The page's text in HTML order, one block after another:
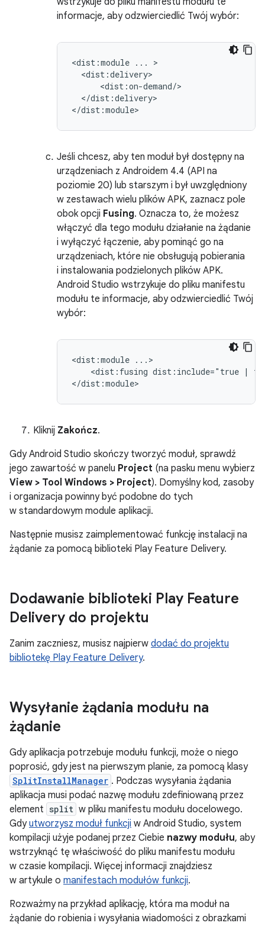
informacje, aby odzwierciedlić Twój wybór:
<dist:module ...
</dist:delivery>
Jeśli chcesz, aby ten moduł był dostępny na
urządzeniach z Androidem 4.4 (API na
poziomie 20) lub starszym i był uwzględniony
w zestawach wielu plików APK, zaznacz pole
obok opcji Fusing. Oznacza to, że możesz
włączyć dla tego modułu działanie na żądanie
i wyłączyć łączenie, aby pominąć go na
urządzeniach, które nie obsługują pobierania
i instalowania podzielonych plików APK.
Android Studio wstrzykuje do pliku manifestu
modułu te informacje, aby odzwierciedlić Twój
wybór:
<dist:module
<dist:fusing dist:include="true |
Kliknij Zakończ.
Gdy Android Studio skończy tworzyć moduł, sprawdź
jego zawartość w panelu Project (na pasku menu wybierz
View > Tool Windows > Project). Domyślny kod, zasoby
i organizacja powinny być podobne do tych
w standardowym module aplikacji.
Następnie musisz zaimplementować funkcję instalacji na
żądanie za pomocą biblioteki Play Feature Delivery.
Dodawanie biblioteki Play Feature
Delivery do projektu
Zanim zaczniesz, musisz najpierw dodać do projektu
bibliotekę Play Feature Delivery.
Wysyłanie żądania modułu na
żądanie
Gdy aplikacja potrzebuje modułu funkcji, może o niego
poprosić, gdy jest na pierwszym planie, za pomocą klasy
SplitInstallManager . Podczas wysyłania żądania
aplikacja musi podać nazwę modułu zdefiniowaną przez
element split w pliku manifestu modułu docelowego.
Gdyutworzysz moduł funkcji w Android Studio, system
kompilacji użyje podanej przez Ciebie nazwy modułu, aby
wstrzyknąć tę właściwość do pliku manifestu modułu
w czasie kompilacji. Więcej informacji znajdziesz
w artykule o manifestach modułów funkcji.
Rozważmy na przykład aplikację, która ma moduł na
żądanie do robienia i wysyłania wiadomości z obrazkami